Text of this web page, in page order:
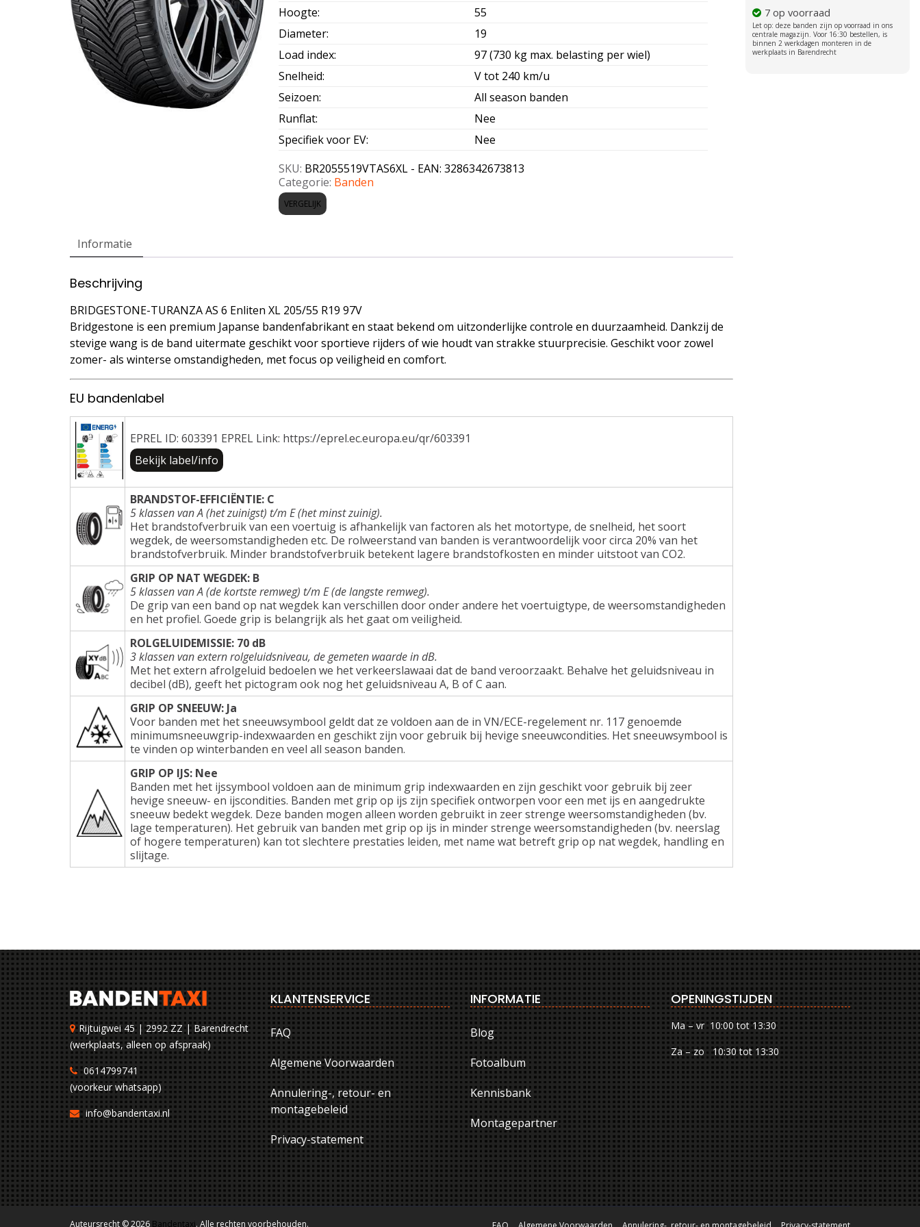
Hoogte:
55
Diameter:
19
Load index:
97 (730 kg max. belasting per wiel)
Snelheid:
V tot 240 km/u
Seizoen:
All season banden
Runflat:
Nee
Specifiek voor EV:
Nee
SKU: BR2055519VTAS6XL - EAN: 3286342673813
Categorie: Banden
VERGELIJK
7 op voorraad
Informatie
Beschrijving
BRIDGESTONE-TURANZA AS 6 Enliten XL 205/55 R19 97V
Bridgestone is een premium Japanse bandenfabrikant en staat bekend om uitzonderlijke controle en duurzaamheid. Dankzij de
stevige wang is de band uitermate geschikt voor sportieve rijders of wie houdt van strakke stuurprecisie. Geschikt voor zowel
zomer- als winterse omstandigheden, met focus op veiligheid en comfort.
EU bandenlabel
EPREL ID: 603391 EPREL Link: https://eprel.ec.europa.eu/qr/603391
Bekijk label/info
BRANDSTOF-EFFICIËNTIE: C
5 klassen van A (het zuinigst) t/m E (het minst zuinig).
Het brandstofverbruik van een voertuig is afhankelijk van factoren als het motortype, de snelheid, het soort
wegdek, de weersomstandigheden etc. De rolweerstand van banden is verantwoordelijk voor circa 20% van het
brandstofverbruik. Minder brandstofverbruik betekent lagere brandstofkosten en minder uitstoot van CO2.
GRIP OP NAT WEGDEK: B
5 klassen van A (de kortste remweg) t/m E (de langste remweg).
De grip van een band op nat wegdek kan verschillen door onder andere het voertuigtype, de weersomstandigheden
en het profiel. Goede grip is belangrijk als het gaat om veiligheid.
ROLGELUIDEMISSIE: 70 dB
3 klassen van extern rolgeluidsniveau, de gemeten waarde in dB.
Met het extern afrolgeluid bedoelen we het verkeerslawaai dat de band veroorzaakt. Behalve het geluidsniveau in
decibel (dB), geeft het pictogram ook nog het geluidsniveau A, B of C aan.
GRIP OP SNEEUW: Ja
Voor banden met het sneeuwsymbool geldt dat ze voldoen aan de in VN/ECE-regelement nr. 117 genoemde
minimumsneeuwgrip-indexwaarden en geschikt zijn voor gebruik bij hevige sneeuwcondities. Het sneeuwsymbool is
te vinden op winterbanden en veel all season banden.
GRIP OP IJS: Nee
Banden met het ijssymbool voldoen aan de minimum grip indexwaarden en zijn geschikt voor gebruik bij zeer
hevige sneeuw- en ijscondities. Banden met grip op ijs zijn specifiek ontworpen voor een met ijs en aangedrukte
sneeuw bedekt wegdek. Deze banden mogen alleen worden gebruikt in zeer strenge weersomstandigheden (bv.
lage temperaturen). Het gebruik van banden met grip op ijs in minder strenge weersomstandigheden (bv. neerslag
of hogere temperaturen) kan tot slechtere prestaties leiden, met name wat betreft grip op nat wegdek, handling en
slijtage.
Rijtuigwei 45 | 2992 ZZ | Barendrecht
(werkplaats, alleen op afspraak)
0614799741
(voorkeur whatsapp)
info@bandentaxi.nl
KLANTENSERVICE
FAQ
Algemene Voorwaarden
Annulering-, retour- en
montagebeleid
Privacy-statement
INFORMATIE
Blog
Fotoalbum
Kennisbank
Montagepartner
OPENINGSTIJDEN
Ma – vr 10:00 tot 13:30
Za – zo 10:30 tot 13:30
Auteursrecht © 2026 Bandentaxi. Alle rechten voorbehouden.